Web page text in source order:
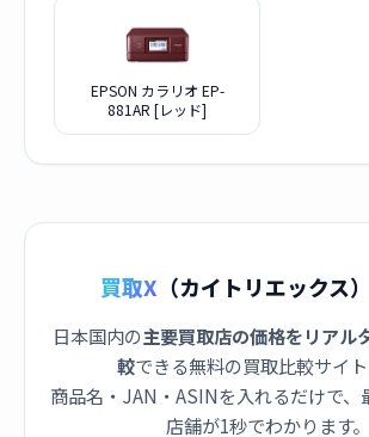
EPSON カラリオ EP-
881AR [レッド]
買取X （カイトリエックス
日本国内の主要買取店の価格をリアル
較できる無料の買取比較サイト
商品名・JAN・ASINを入れるだけで、
店舗が1秒でわかります。